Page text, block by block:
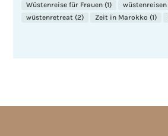
Wüstenreise für Frauen (1) wüstenreisen
wüstenretreat (2) Zeit in Marokko (1)